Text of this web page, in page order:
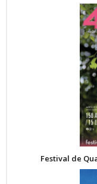
Festival de